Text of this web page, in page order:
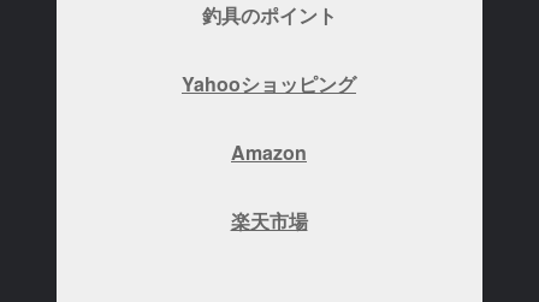
釣具のポイント
Yahooショッピング
Amazon
楽天市場